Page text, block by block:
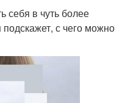
себя в чуть более
с чего можно